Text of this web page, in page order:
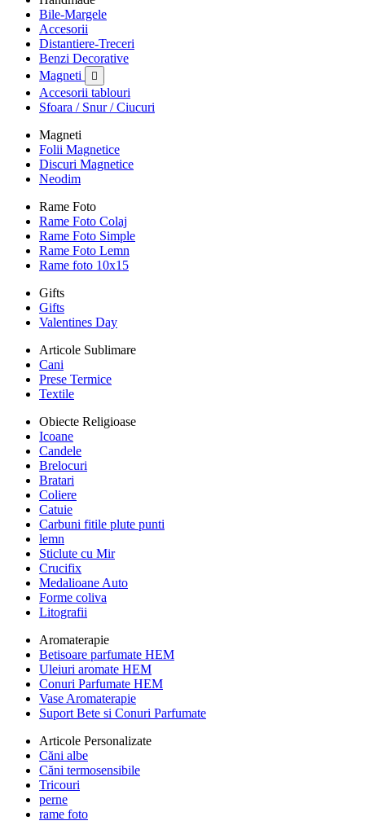
Bile-Margele
Accesorii
Distantiere-Treceri
Benzi Decorative
Magneti

Accesorii tablouri
Sfoara / Snur / Ciucuri
Magneti
Folii Magnetice
Discuri Magnetice
Neodim
Rame Foto
Rame Foto Colaj
Rame Foto Simple
Rame Foto Lemn
Rame foto 10x15
Gifts
Gifts
Valentines Day
Articole Sublimare
Cani
Prese Termice
Textile
Obiecte Religioase
Icoane
Candele
Brelocuri
Bratari
Coliere
Catuie
Carbuni fitile plute punti
lemn
Sticlute cu Mir
Crucifix
Medalioane Auto
Forme coliva
Litografii
Aromaterapie
Betisoare parfumate HEM
Uleiuri aromate HEM
Conuri Parfumate HEM
Vase Aromaterapie
Suport Bete si Conuri Parfumate
Articole Personalizate
Căni albe
Căni termosensibile
Tricouri
perne
rame foto